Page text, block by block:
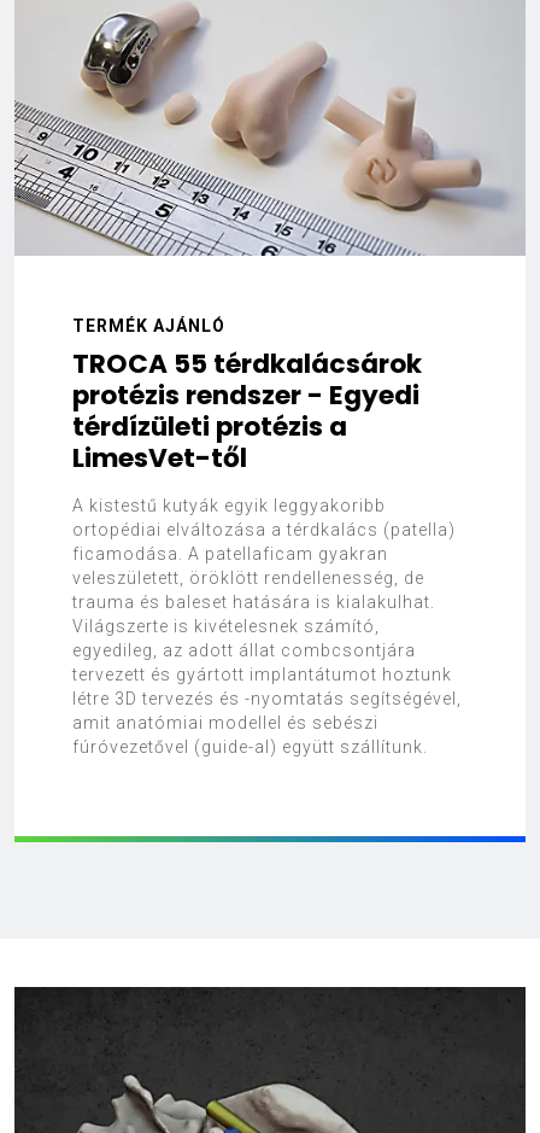
TERMÉK AJÁNLÓ
TROCA 55 térdkalácsárok
protézis rendszer - Egyedi
térdízületi protézis a
LimesVet-től
A kistestű kutyák egyik leggyakoribb
ortopédiai elváltozása a térdkalács (patella)
ficamodása. A patellaficam gyakran
veleszületett, öröklött rendellenesség, de
trauma és baleset hatására is kialakulhat.
Világszerte is kivételesnek számító,
egyedileg, az adott állat combcsontjára
tervezett és gyártott implantátumot hoztunk
létre 3D tervezés és -nyomtatás segítségével,
amit anatómiai modellel és sebészi
fúróvezetővel (guide-al) együtt szállítunk.